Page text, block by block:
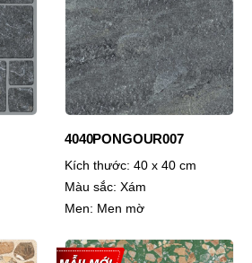
4040PONGOUR007
Kích thước: 40 x 40 cm
Màu sắc: Xám
Men: Men mờ